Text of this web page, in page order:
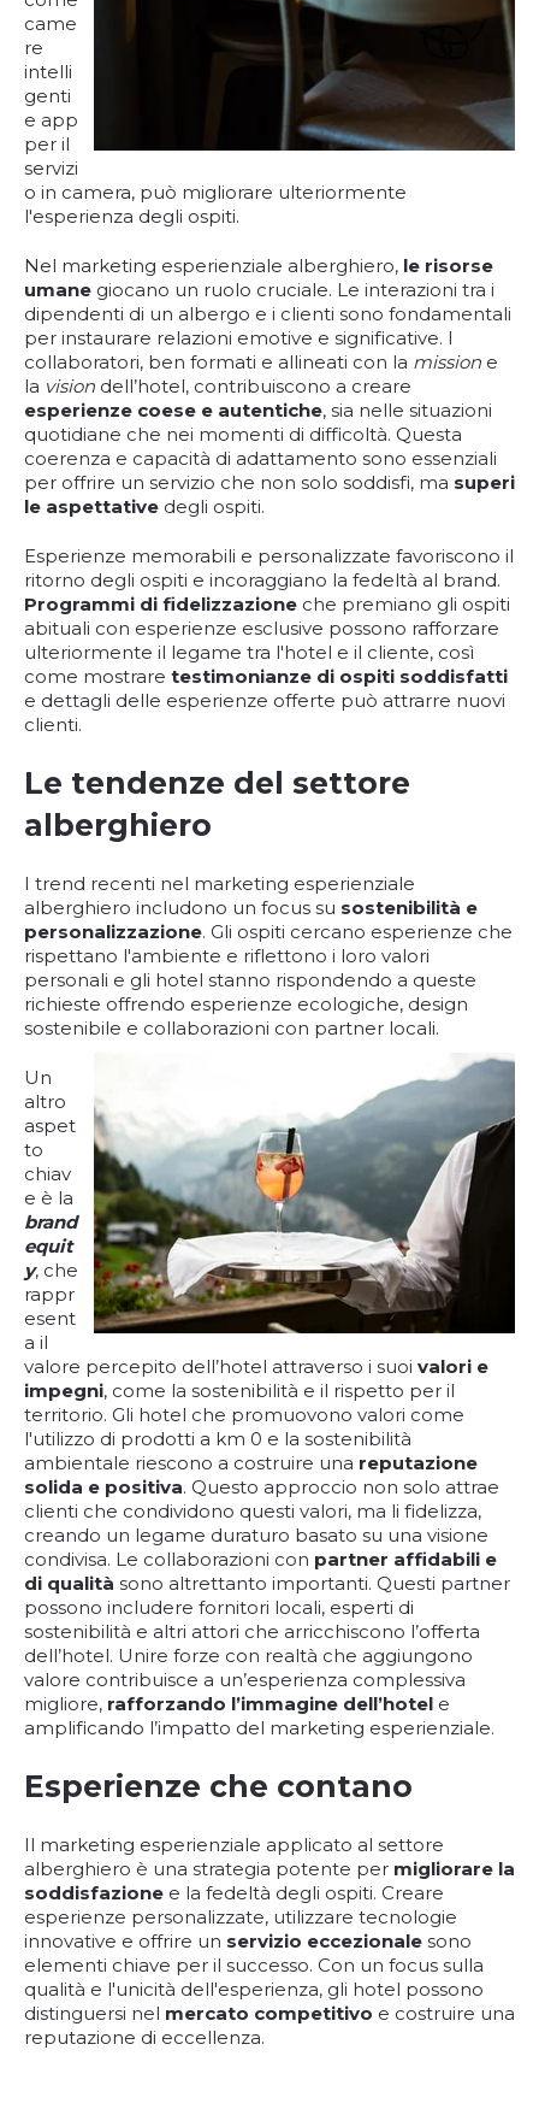
came
re
intelli
genti
e app
per il
servizi
o in camera, può migliorare ulteriormente
l'esperienza degli ospiti.
Nel marketing esperienziale alberghiero, le risorse
umane giocano un ruolo cruciale. Le interazioni tra i
dipendenti di un albergo e i clienti sono fondamentali
per instaurare relazioni emotive e significative. I
collaboratori, ben formati e allineati con la mission e
la vision dell’hotel, contribuiscono a creare
esperienze coese e autentiche, sia nelle situazioni
quotidiane che nei momenti di difficoltà. Questa
coerenza e capacità di adattamento sono essenziali
per offrire un servizio che non solo soddisfi, ma superi
le aspettative degli ospiti.
Esperienze memorabili e personalizzate favoriscono il
ritorno degli ospiti e incoraggiano la fedeltà al brand.
Programmi di fidelizzazione che premiano gli ospiti
abituali con esperienze esclusive possono rafforzare
ulteriormente il legame tra l'hotel e il cliente, così
come mostrare testimonianze di ospiti soddisfatti
e dettagli delle esperienze offerte può attrarre nuovi
clienti.
Le tendenze del settore
alberghiero
I trend recenti nel marketing esperienziale
alberghiero includono un focus su sostenibilità e
personalizzazione. Gli ospiti cercano esperienze che
rispettano l'ambiente e riflettono i loro valori
personali e gli hotel stanno rispondendo a queste
richieste offrendo esperienze ecologiche, design
sostenibile e collaborazioni con partner locali.
Un
altro
aspet
to
chiav
e è la
brand
equit
y, che
rappr
esent
a il
valore percepito dell’hotel attraverso i suoi valori e
impegni, come la sostenibilità e il rispetto per il
territorio. Gli hotel che promuovono valori come
l'utilizzo di prodotti a km 0 e la sostenibilità
ambientale riescono a costruire una reputazione
solida e positiva. Questo approccio non solo attrae
clienti che condividono questi valori, ma li fidelizza,
creando un legame duraturo basato su una visione
condivisa. Le collaborazioni con partner affidabili e
di qualità sono altrettanto importanti. Questi partner
possono includere fornitori locali, esperti di
sostenibilità e altri attori che arricchiscono l’offerta
dell’hotel. Unire forze con realtà che aggiungono
valore contribuisce a un’esperienza complessiva
migliore, rafforzando l’immagine dell’hotel e
amplificando l’impatto del marketing esperienziale.
Esperienze che contano
Il marketing esperienziale applicato al settore
alberghiero è una strategia potente per migliorare la
soddisfazione e la fedeltà degli ospiti. Creare
esperienze personalizzate, utilizzare tecnologie
innovative e offrire un servizio eccezionale sono
elementi chiave per il successo. Con un focus sulla
qualità e l'unicità dell'esperienza, gli hotel possono
distinguersi nel mercato competitivo e costruire una
reputazione di eccellenza.